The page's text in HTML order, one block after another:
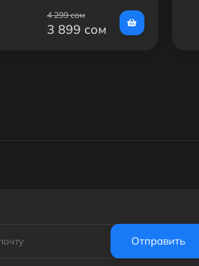
4 299 сом
3 899 сом
Отправить